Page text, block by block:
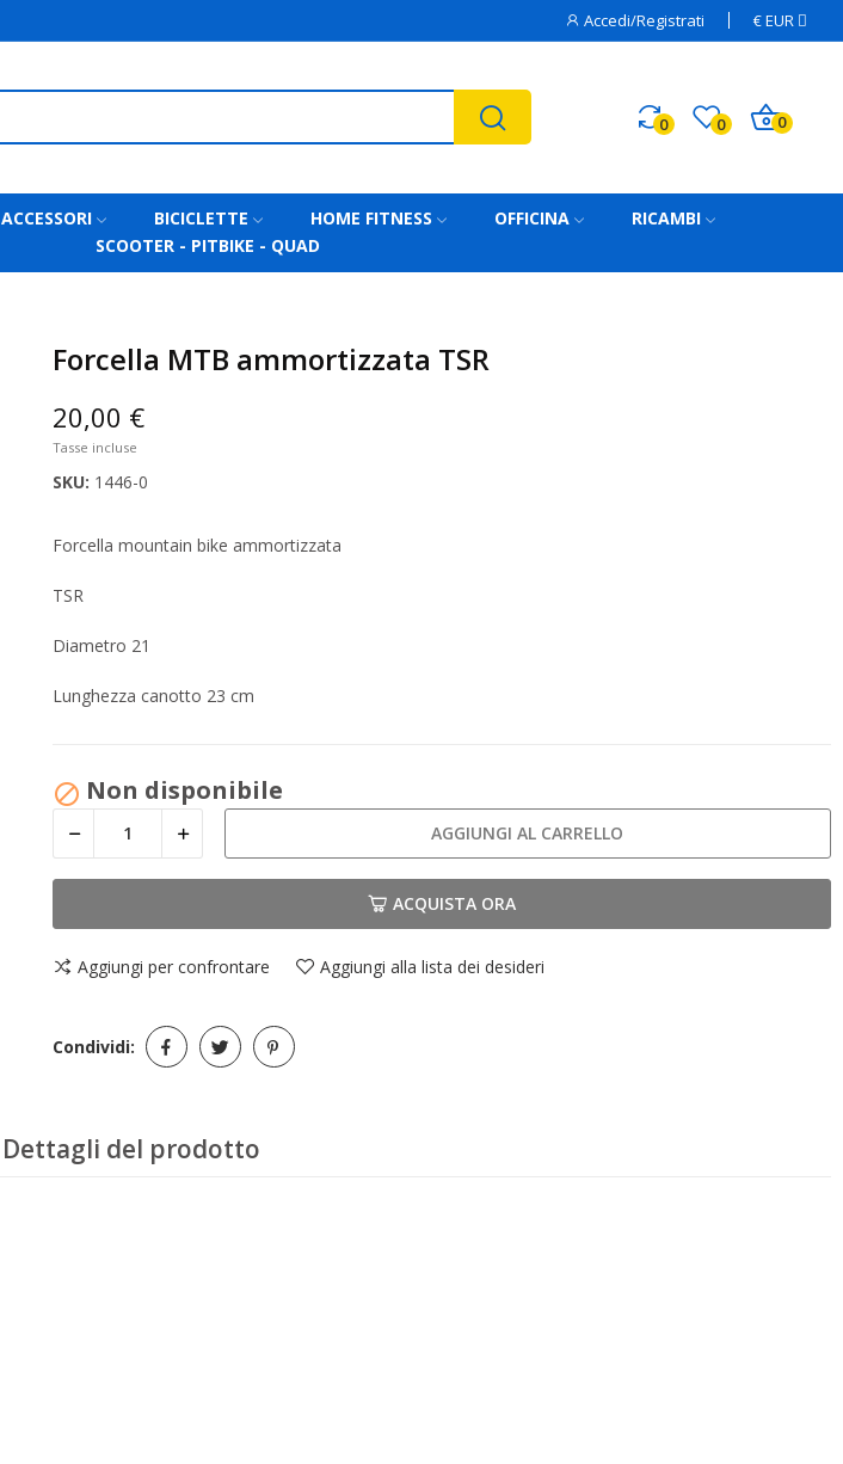
Accedi/Registrati €EUR
0 0 0
ACCESSORI BICICLETTE HOME FITNESS OFFICINA
RICAMBI
SCOOTER - PITBIKE - QUAD
Forcella MTB ammortizzata TSR
20,00 €
Tasse incluse
SKU: 1446-0
Forcella mountain bike ammortizzata
TSR
Diametro 21
Lunghezza canotto 23 cm
 Non disponibile
AGGIUNGI AL CARRELLO
ACQUISTA ORA
Aggiungi per confrontare Aggiungi alla lista dei desideri
Condividi:
Dettagli del prodotto